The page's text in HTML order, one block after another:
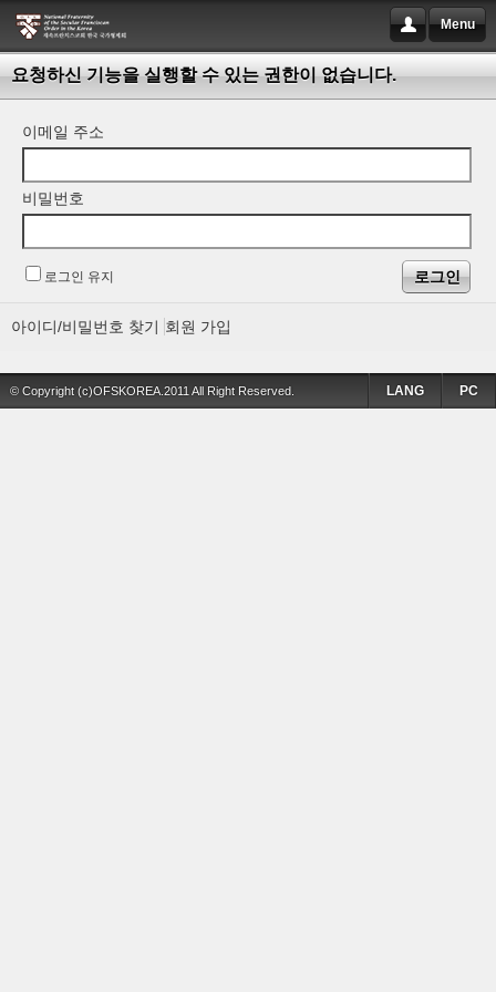
Menu
요청하신 기능을 실행할 수 있는 권한이 없습니다.
이메일 주소
비밀번호
로그인 유지
아이디/비밀번호 찾기 회원 가입
© Copyright (c)OFSKOREA.2011 All Right Reserved. PC
LANG